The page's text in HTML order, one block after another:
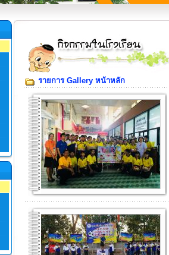
รายการ Gallery หน้าหลัก